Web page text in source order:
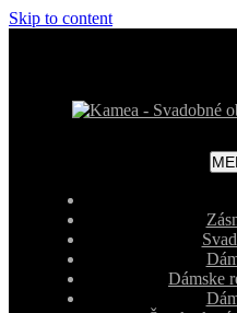
Skip to content
Dámske